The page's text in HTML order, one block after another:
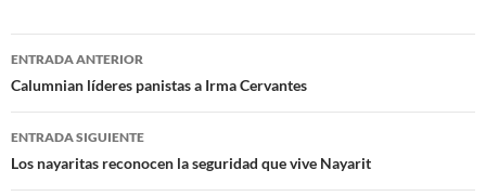
Navegación
de
entradas
ENTRADA ANTERIOR
Calumnian líderes panistas a Irma Cervantes
ENTRADA SIGUIENTE
Los nayaritas reconocen la seguridad que vive Nayarit